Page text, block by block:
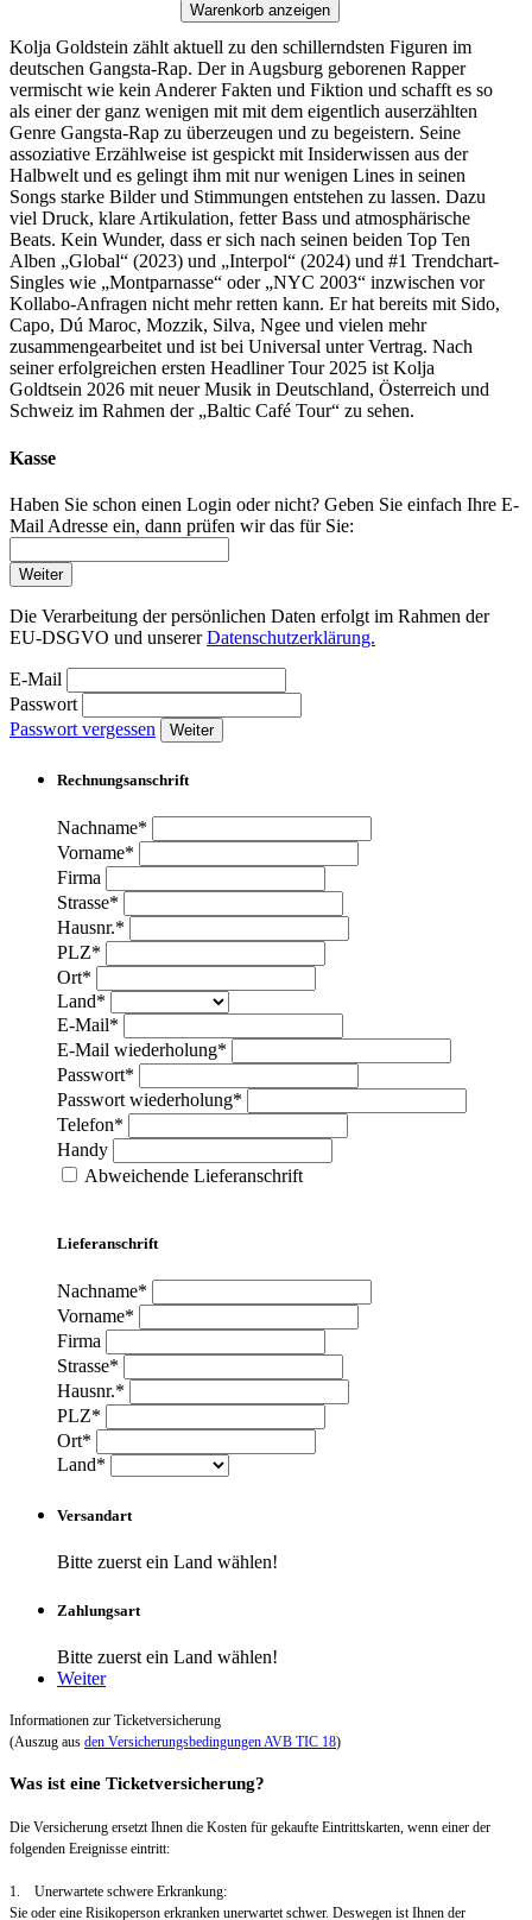
Warenkorb anzeigen
Kolja Goldstein zählt aktuell zu den schillerndsten Figuren im
deutschen Gangsta-Rap. Der in Augsburg geborenen Rapper
vermischt wie kein Anderer Fakten und Fiktion und schafft es so
als einer der ganz wenigen mit mit dem eigentlich auserzählten
Genre Gangsta-Rap zu überzeugen und zu begeistern. Seine
assoziative Erzählweise ist gespickt mit Insiderwissen aus der
Halbwelt und es gelingt ihm mit nur wenigen Lines in seinen
Songs starke Bilder und Stimmungen entstehen zu lassen. Dazu
viel Druck, klare Artikulation, fetter Bass und atmosphärische
Beats. Kein Wunder, dass er sich nach seinen beiden Top Ten
Alben „Global“ (2023) und „Interpol“ (2024) und #1 Trendchart-
Singles wie „Montparnasse“ oder „NYC 2003“ inzwischen vor
Kollabo-Anfragen nicht mehr retten kann. Er hat bereits mit Sido,
Capo, Dú Maroc, Mozzik, Silva, Ngee und vielen mehr
zusammengearbeitet und ist bei Universal unter Vertrag. Nach
seiner erfolgreichen ersten Headliner Tour 2025 ist Kolja
Goldtsein 2026 mit neuer Musik in Deutschland, Österreich und
Schweiz im Rahmen der „Baltic Café Tour“ zu sehen.
Kasse
Haben Sie schon einen Login oder nicht? Geben Sie einfach Ihre E-
Mail Adresse ein, dann prüfen wir das für Sie:
Weiter
Die Verarbeitung der persönlichen Daten erfolgt im Rahmen der
EU-DSGVO und unsererDatenschutzerklärung.
E-Mail
Passwort
Passwort vergessen
Weiter
Rechnungsanschrift
Nachname*
Vorname*
Firma
Strasse*
Hausnr.*
PLZ*
Ort*
Land*
E-Mail*
E-Mail wiederholung*
Passwort*
Passwort wiederholung*
Telefon*
Handy
Abweichende Lieferanschrift
Lieferanschrift
Nachname*
Vorname*
Firma
Strasse*
Hausnr.*
PLZ*
Ort*
Land*
Versandart
Bitte zuerst ein Land wählen!
Zahlungsart
Bitte zuerst ein Land wählen!
Weiter
Informationen zur Ticketversicherung
(Auszug aus den Versicherungsbedingungen AVB TIC 18)
Was ist eine Ticketversicherung?
Die Versicherung ersetzt Ihnen die Kosten für gekaufte Eintrittskarten, wenn einer der
folgenden Ereignisse eintritt:
1. Unerwartete schwere Erkrankung:
Sie oder eine Risikoperson erkranken unerwartet schwer. Deswegen ist Ihnen der